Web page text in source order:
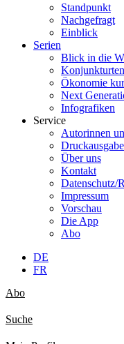
Standpunkt
Nachgefragt
Einblick
Serien
Blick in die
Ökonomie
Next
Infografiken
Service
Autorinnen
Über uns
Kontakt
Datenschutz/
Impressum
Vorschau
Die App
Abo
DE
FR
Abo
Suche